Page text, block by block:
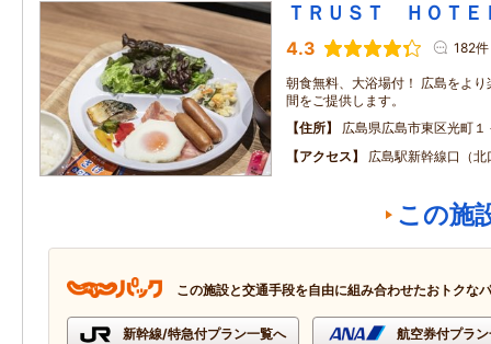
ＴＲＵＳＴ ＨＯＴＥ
4.3 182件
朝食無料、大浴場付！ 広島をよ
間をご提供します。
住所
広島県広島市東区光町
アクセス
広島駅新幹線口（
この施
この施設と交通手段を自由に組み合わせたおトクな
新幹線/特急付プラン一覧へ 航空券付プラ